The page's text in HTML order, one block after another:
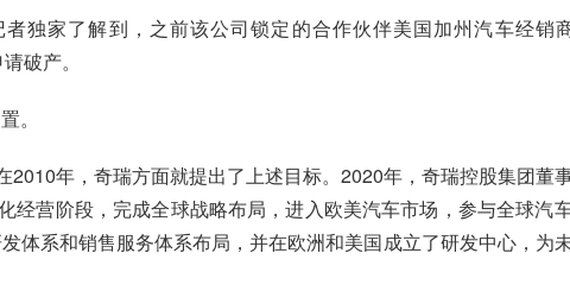
独家了解到，之前该公司锁定的合作伙伴美国加州汽车经销
破产。
。
2010年，奇瑞方面就提出了上述目标。2020年，奇瑞控股集团董
经营阶段，完成全球战略布局，进入欧美汽车市场，参与全球汽
体系和销售服务体系布局，并在欧洲和美国成立了研发中心，为